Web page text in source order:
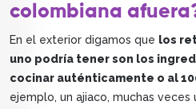
colombiana
En el exterior digamos que los
uno podría tener son los
cocinar auténticamente o al
ejemplo, un ajiaco, muchas veces